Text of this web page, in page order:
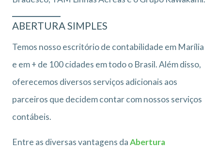
ABERTURA SIMPLES
Temos nosso escritório de contabilidade em Marília
e em + de 100 cidades em todo o Brasil. Além disso,
oferecemos diversos serviços adicionais aos
parceiros que decidem contar com nossos serviços
contábeis.
Entre as diversas vantagens daAbertura